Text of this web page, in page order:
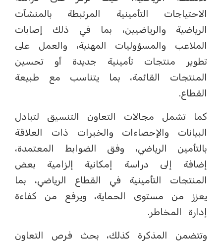
الاحتياجات التأمينية المرتبطة بالمنشآت
الرياضية والرياضيين، بما في ذلك إصابات
الملاعب والمسؤوليات المهنية، والعمل على
تطوير منتجات تأمينية جديدة أو تحسين
المنتجات القائمة، بما يتناسب مع طبيعة
القطاع.
كما تشمل مجالات التعاون التنسيق لتبادل
البيانات والإحصاءات والخبرات ذات العلاقة
بالتأمين الرياضي، وفق الضوابط المعتمدة،
إضافة إلى دراسة إمكانية إلزامية بعض
المنتجات التأمينية في القطاع الرياضي، بما
يعزز من مستوى الحماية، ويرفع من كفاءة
إدارة المخاطر.
وتتضمن المذكرة كذلك، بحث فرص التعاون